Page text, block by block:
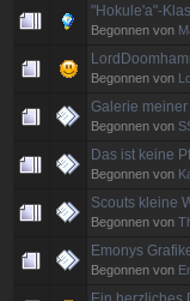
"Hokule'a"-
Begonnen von
Begonnen von
Galerie
Begonnen von
Das ist keine
Begonnen von
Scouts kleine
Begonnen von
Emonys
Begonnen von